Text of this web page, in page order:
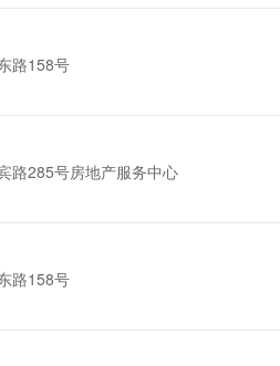
路158号
路285号房地产服务中心
路158号